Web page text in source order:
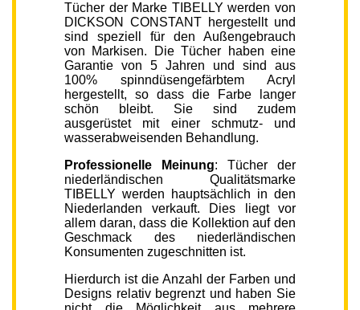
Tücher der Marke TIBELLY werden von
DICKSON CONSTANT hergestellt und
sind speziell für den Außengebrauch
von Markisen. Die Tücher haben eine
Garantie von 5 Jahren und sind aus
100% spinndüsengefärbtem Acryl
hergestellt, so dass die Farbe langer
schön bleibt. Sie sind zudem
ausgerüstet mit einer schmutz- und
wasserabweisenden Behandlung.
Professionelle Meinung: Tücher der
niederländischen Qualitätsmarke
TIBELLY werden hauptsächlich in den
Niederlanden verkauft. Dies liegt vor
allem daran, dass die Kollektion auf den
Geschmack des niederländischen
Konsumenten zugeschnitten ist.
Hierdurch ist die Anzahl der Farben und
Designs relativ begrenzt und haben Sie